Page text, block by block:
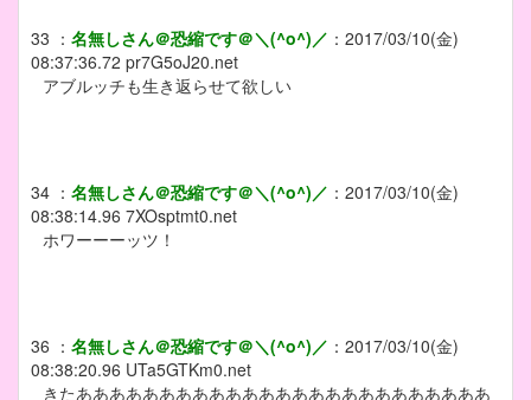
33 ： 名無しさん＠恐縮です＠＼(^o^)／ ： 2017/03/10(金)
08:37:36.72 pr7G5oJ20.net
アブルッチも生き返らせて欲しい
34 ： 名無しさん＠恐縮です＠＼(^o^)／ ： 2017/03/10(金)
08:38:14.96 7XOsptmt0.net
ホワーーーッツ！
36 ： 名無しさん＠恐縮です＠＼(^o^)／ ： 2017/03/10(金)
08:38:20.96 UTa5GTKm0.net
きたあああああああああああああああああああああああああ